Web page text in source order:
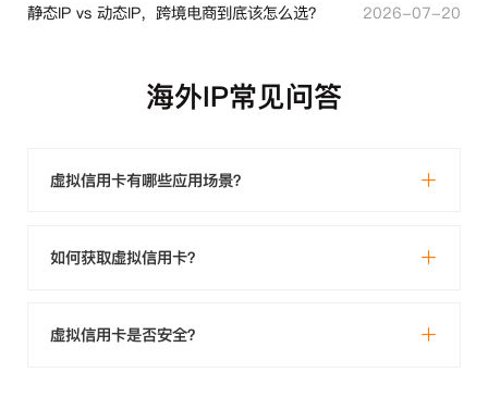
静态IP vs 动态IP，跨境电商到底该怎么选？
2026-07-20
海外IP常见问答
虚拟信用卡有哪些应用场景？
如何获取虚拟信用卡？
虚拟信用卡是否安全？